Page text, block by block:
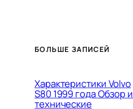
БОЛЬШЕ ЗАПИСЕЙ
Характеристики Volvo
S80 1999 года Обзор и
технические